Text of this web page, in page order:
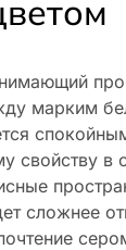
марким
свойству в
сложнее